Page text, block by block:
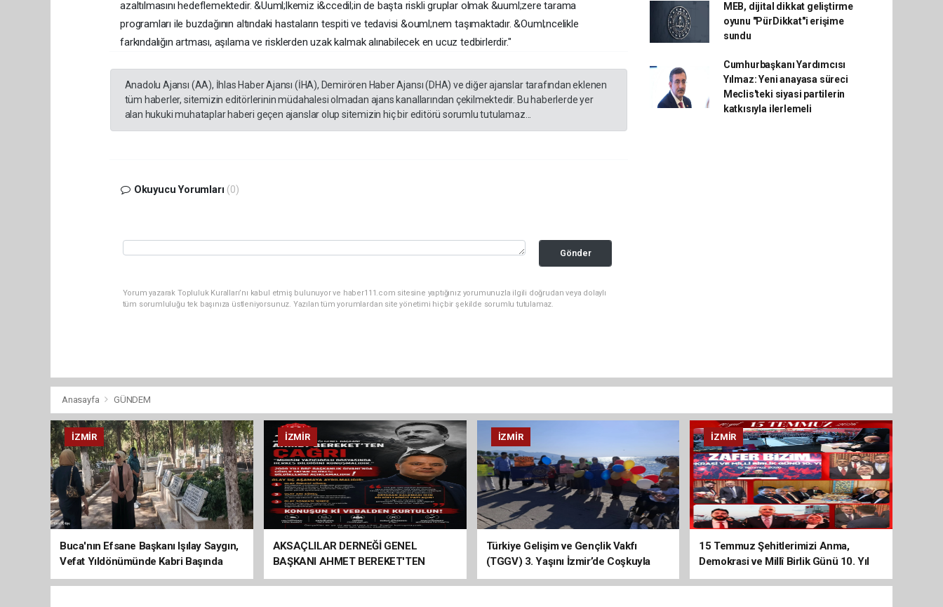
azaltılmasını hedeflemektedir. &Uuml;lkemiz i&ccedil;in de başta riskli gruplar olmak &uuml;zere tarama
programları ile buzdağının altındaki hastaların tespiti ve tedavisi &ouml;nem taşımaktadır. &Ouml;ncelikle
farkındalığın artması, aşılama ve risklerden uzak kalmak alınabilecek en ucuz tedbirlerdir."
Anadolu Ajansı (AA), İhlas Haber Ajansı (İHA), Demirören Haber Ajansı (DHA) ve diğer ajanslar tarafından eklenen
tüm haberler, sitemizin editörlerinin müdahalesi olmadan ajans kanallarından çekilmektedir. Bu haberlerde yer
alan hukuki muhataplar haberi geçen ajanslar olup sitemizin hiç bir editörü sorumlu tutulamaz...
Okuyucu Yorumları (0)
Gönder
Yorum yazarak Topluluk Kuralları’nı kabul etmiş bulunuyor ve haber111.com sitesine yaptığınız yorumunuzla ilgili doğrudan veya dolaylı
tüm sorumluluğu tek başınıza üstleniyorsunuz. Yazılan tüm yorumlardan site yönetimi hiçbir şekilde sorumlu tutulamaz.
MEB, dijital dikkat geliştirme
oyunu "PürDikkat"i erişime
sundu
Cumhurbaşkanı Yardımcısı
Yılmaz: Yeni anayasa süreci
Meclis'teki siyasi partilerin
katkısıyla ilerlemeli
Anasayfa GÜNDEM
İZMIR
Buca'nın Efsane Başkanı Işılay Saygın,
Vefat Yıldönümünde Kabri Başında
Anıldı
İZMIR
AKSAÇLILAR DERNEĞİ GENEL
BAŞKANI AHMET BEREKET'TEN
ÇAĞRI
İZMIR
Türkiye Gelişim ve Gençlik Vakfı
(TGGV) 3. Yaşını İzmir’de Coşkuyla
Kutladı
İZMIR
15 Temmuz Şehitlerimizi Anma,
Demokrasi ve Millî Birlik Günü 10. Yıl
Programına Yoğun Katılım